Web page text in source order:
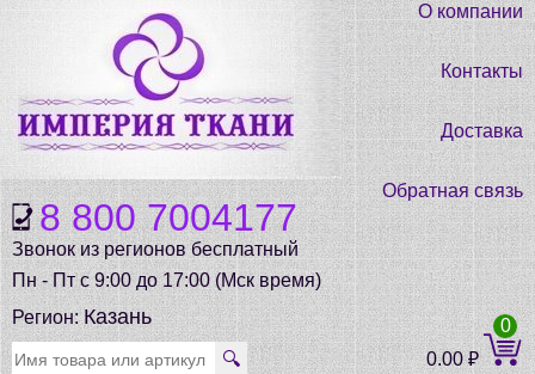
8 800 7004177
Звонок из регионов бесплатный
Пн - Пт с 9:00 до 17:00 (Мск время)
О компании
Контакты
Доставка
Обратная связь
Регион:Казань
🔍 0.00₽
0